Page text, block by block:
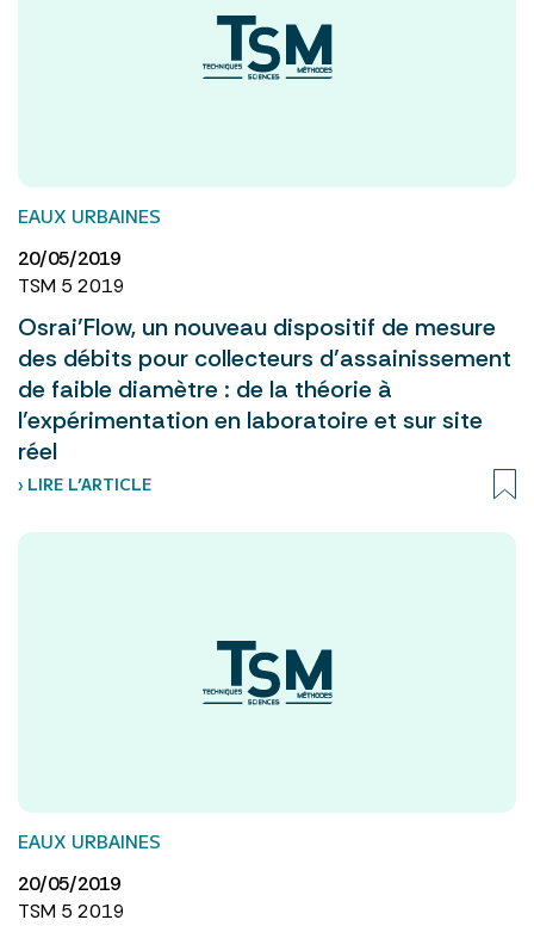
EAUX URBAINES
20/05/2019
TSM 5 2019
Osrai’Flow, un nouveau dispositif de mesure
des débits pour collecteurs d’assainissement
de faible diamètre : de la théorie à
l’expérimentation en laboratoire et sur site
réel
› LIRE L’ARTICLE
EAUX URBAINES
20/05/2019
TSM 5 2019